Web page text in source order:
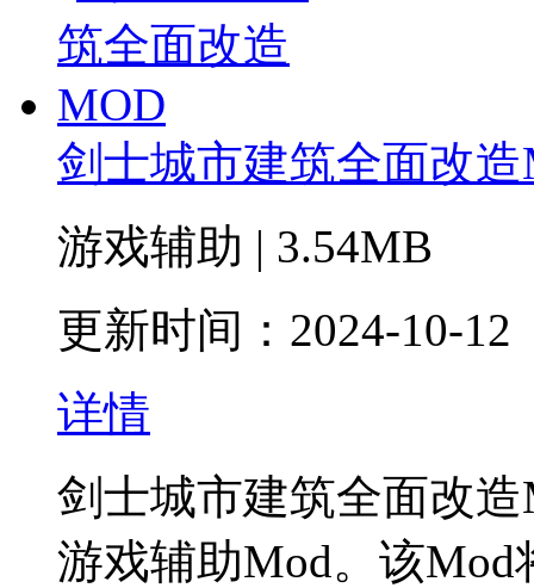
剑士城市建筑全面改造
游戏辅助 | 3.54MB
更新时间：2024-10-12
详情
剑士城市建筑全面改
游戏辅助Mod。该